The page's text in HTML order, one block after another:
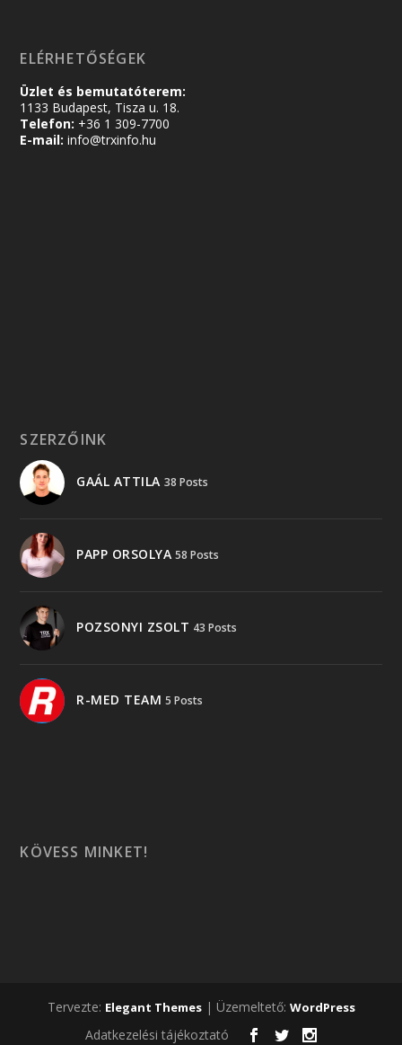
ELÉRHETŐSÉGEK
Üzlet és bemutatóterem:
1133 Budapest, Tisza u. 18.
Telefon: +36 1 309-7700
E-mail: info@trxinfo.hu
SZERZŐINK
GAÁL ATTILA 38 Posts
PAPP ORSOLYA 58 Posts
POZSONYI ZSOLT 43 Posts
R-MED TEAM 5 Posts
KÖVESS MINKET!
Tervezte: Elegant Themes| Üzemeltető: WordPress
Adatkezelési tájékoztató